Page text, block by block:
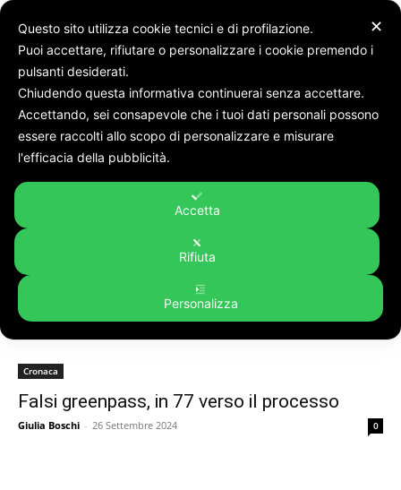
Falsi greenpass
Tag:falsi greenpass
Cronaca
Falsi greenpass, in 77 verso il processo
Giulia Boschi - 26 Settembre 2024 0
✕
Questo sito utilizza cookie tecnici e di profilazione.
Puoi accettare, rifiutare o personalizzare i cookie premendo i
pulsanti desiderati.
Chiudendo questa informativa continuerai senza accettare.
Accettando, sei consapevole che i tuoi dati personali possono
essere raccolti allo scopo di personalizzare e misurare
l'efficacia della pubblicità.
Accetta
Rifiuta
Personalizza